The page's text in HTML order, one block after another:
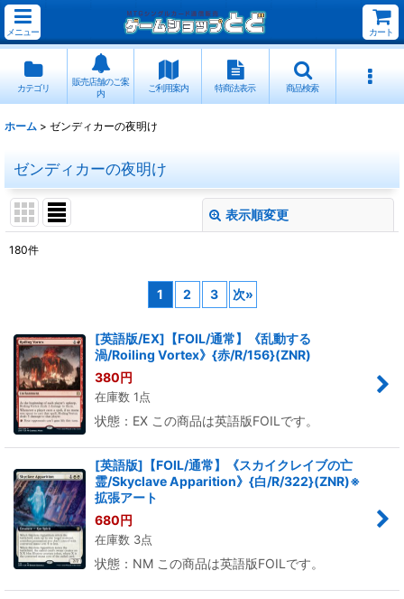
メニュー カート
カテゴリ
販売店舗のご案
内
ご利用案内 特商法表示 商品検索
ホーム > ゼンディカーの夜明け
ゼンディカーの夜明け
表示順変更
絞り込む
180件
1 2 3 次»
[英語版/EX]【FOIL/通常】《乱動する
渦/Roiling Vortex》{赤/R/156}(ZNR)
380円
在庫数 1点
状態：EX この商品は英語版FOILです。
[英語版]【FOIL/通常】《スカイクレイブの亡
霊/Skyclave Apparition》{白/R/322}(ZNR)※
拡張アート
680円
在庫数 3点
状態：NM この商品は英語版FOILです。